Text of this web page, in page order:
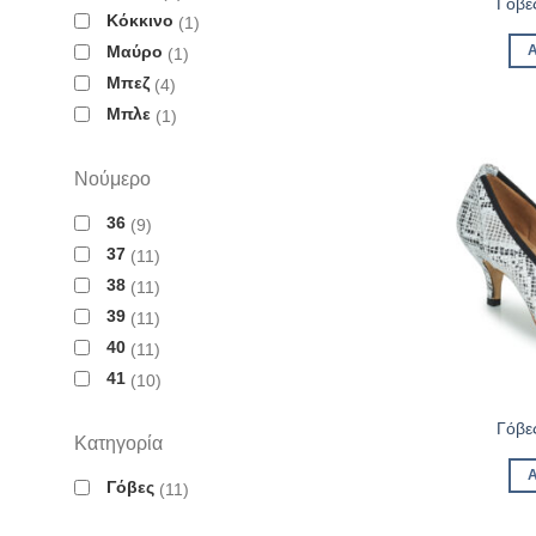
Κόκκινο
1
Μαύρο
1
Μπεζ 4
Μπλε
1
Νούμερο
36 9
37
11
38
11
39
11
40
11
41
10
Κατηγορία
Γόβες 11